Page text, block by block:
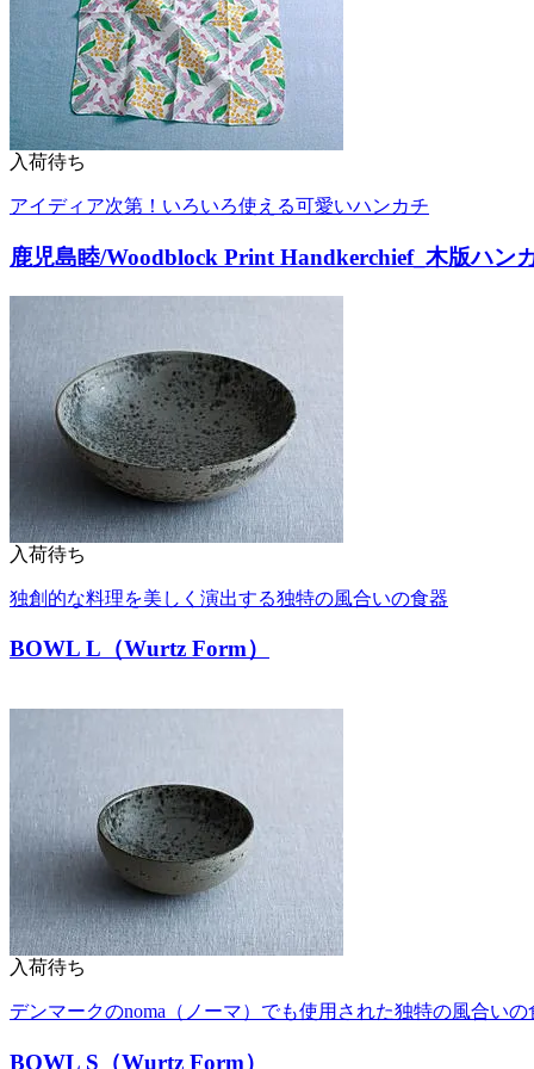
入荷待ち
アイディア次第！いろいろ使える可愛いハンカチ
鹿児島睦/Woodblock Print Handkerchief_木版ハン
入荷待ち
独創的な料理を美しく演出する独特の風合いの食器
BOWL L（Wurtz Form）
入荷待ち
デンマークのnoma（ノーマ）でも使用された独特の風合いの
BOWL S（Wurtz Form）